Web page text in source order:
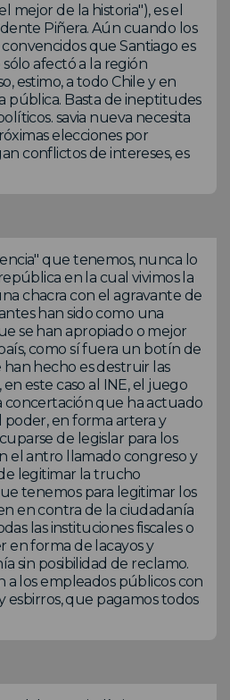
mejor de la historia"), es el
Piñera. Aún cuando los
que Santiago es
afectó a la región
estimo, a todo Chile y en
pública. Basta de ineptitudes
savia nueva necesita
elecciones por
conflictos de intereses, es
que tenemos, nunca lo
en la cual vivimos la
chacra con el agravante de
han sido como una
se han apropiado o mejor
como sí fuera un botín de
hecho es destruir las
este caso al INE, el juego
concertación que ha actuado
poder, en forma artera y
de legislar para los
el antro llamado congreso y
legitimar la trucho
tenemos para legitimar los
en contra de la ciudadanía
las instituciones fiscales o
en forma de lacayos y
sin posibilidad de reclamo.
a los empleados públicos con
esbirros, que pagamos todos